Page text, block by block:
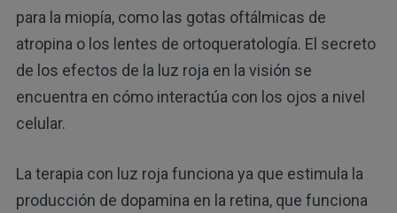
para la miopía, como las gotas oftálmicas de
atropina o los lentes de ortoqueratología. El secreto
de los efectos de la luz roja en la visión se
encuentra en cómo interactúa con los ojos a nivel
celular.
La terapia con luz roja funciona ya que estimula la
producción de dopamina en la retina, que funciona